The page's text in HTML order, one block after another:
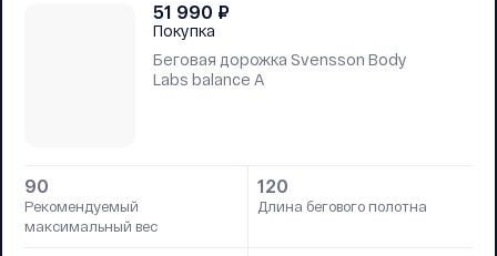
51 990 ₽
Покупка
Беговая дорожка Svensson Body
Labs balance A
90
Рекомендуемый
максимальный вес
120
Длина бегового полотна